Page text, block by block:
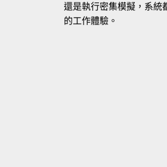
還是執行密集模擬，系統
的工作體驗。